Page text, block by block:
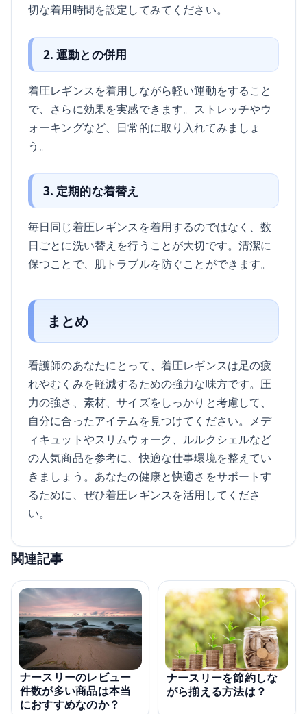
切な着用時間を設定してみてください。
2. 運動との併用
着圧レギンスを着用しながら軽い運動をすること
で、さらに効果を実感できます。ストレッチやウ
ォーキングなど、日常的に取り入れてみましょ
う。
3. 定期的な着替え
毎日同じ着圧レギンスを着用するのではなく、数
日ごとに洗い替えを行うことが大切です。清潔に
保つことで、肌トラブルを防ぐことができます。
まとめ
看護師のあなたにとって、着圧レギンスは足の疲
れやむくみを軽減するための強力な味方です。圧
力の強さ、素材、サイズをしっかりと考慮して、
自分に合ったアイテムを見つけてください。メデ
ィキュットやスリムウォーク、ルルクシェルなど
の人気商品を参考に、快適な仕事環境を整えてい
きましょう。あなたの健康と快適さをサポートす
るために、ぜひ着圧レギンスを活用してくださ
い。
関連記事
ナースリーのレビュー
件数が多い商品は本当
におすすめなのか？
ナースリーを節約しな
がら揃える方法は？